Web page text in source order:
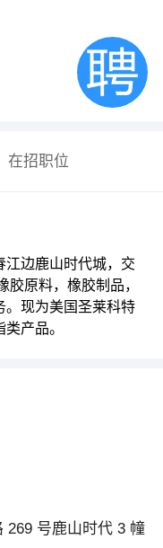
在招职位
江边鹿山时代城，交
原料，橡胶制品，
。现为美国圣莱科特
产品。
269 号鹿山时代 3 幢